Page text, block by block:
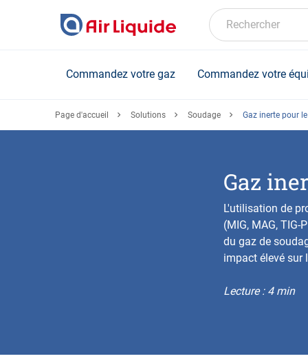
Rechercher
Commandez votre gaz Commandez votre
Page d'accueil Solutions Soudage Gaz inerte pour
Gaz
L'utilisation de
(MIG, MAG,
du gaz de
impact élevé sur
Lecture : 4 min